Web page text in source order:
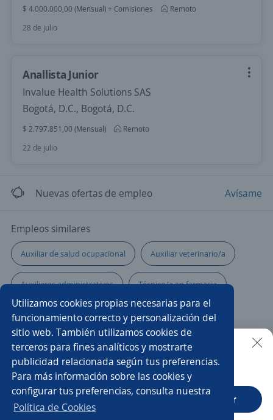
Utilizamos cookies propias necesarias para el
funcionamiento correcto y personalización del
sitio web. También utilizamos cookies de
terceros para fines analíticos y mostrarte
publicidad relacionada según tus preferencias.
Para más información sobre las cookies y
configurar tus preferencias, consulta nuestra
Política de Cookies
$ 4.000.000,00 (Mensual) + Comisiones
Remoto
28 de julio
Anallista Junior
Invalue Health Solutions SAS
Bogotá, D.C., Bogotá, D.C.
$ 2.797.851,00 (Mensual)
Remoto
22 de julio
Nuevas ofertas de empleo Avísame
Empleos similares
Auxiliar de salud ocupacional Auxiliar veterinario/a
Auxiliares administrativos Técnico/a en farmacia
Médico/a laboral Higienista
Auxiliar servicio al cliente Farmacéuticos/as
Cosmetólogo/a Auxiliar de laboratorio clínico
Auxiliar de seguridad
Buscar es más fácil en la app
CT App Abrir